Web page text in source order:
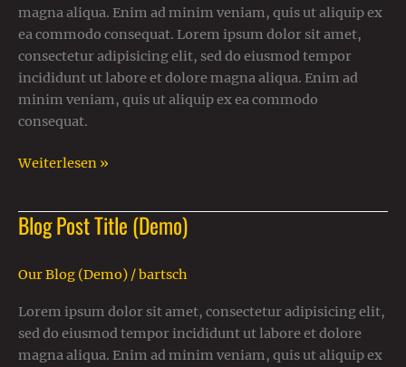
magna aliqua. Enim ad minim veniam, quis ut aliquip ex
ea commodo consequat. Lorem ipsum dolor sit amet,
consectetur adipisicing elit, sed do eiusmod tempor
incididunt ut labore et dolore magna aliqua. Enim ad
minim veniam, quis ut aliquip ex ea commodo
consequat.
Weiterlesen »
Blog Post Title (Demo)
Our Blog (Demo) /bartsch
Lorem ipsum dolor sit amet, consectetur adipisicing elit,
sed do eiusmod tempor incididunt ut labore et dolore
magna aliqua. Enim ad minim veniam, quis ut aliquip ex
Blog
Post